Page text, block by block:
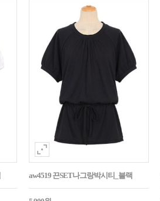
aw4519 끈SET나그랑박시티_블랙